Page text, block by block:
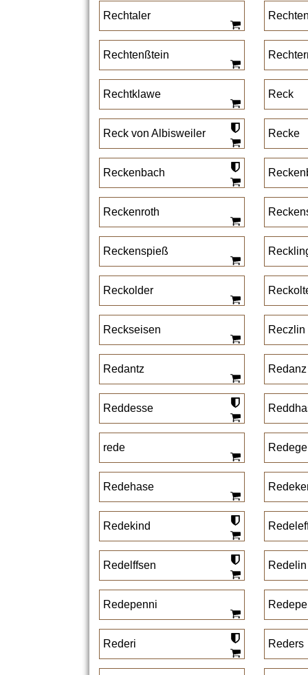
Rechtaler
Rechtenßtein
Rechtklawe Reck
Reck von Albisweiler Recke
Reckenbach
Reckenroth
Reckenspieß
Reckolder
Reckseisen Reczlin
Redantz Redanz
Reddesse
rede
Redehase
Redekind
Redelffsen Redelin
Redepenni
Rederi Reders